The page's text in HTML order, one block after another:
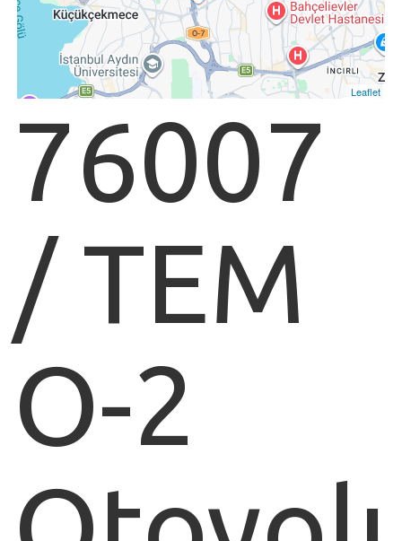
Leaflet
76007
/ TEM
O-2